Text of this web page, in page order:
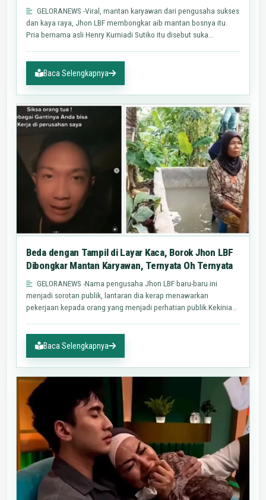
GELORANEWS -Viral, mantan karyawan dari pengusaha sukses
dan kaya raya, Jhon LBF membongkar aib mantan bosnya itu.
Pria bernama asli Henry Kurniadi Sutiko itu disebut suka…
Baca Selengkapnya
Beda dengan Tampil di Layar Kaca, Borok Jhon LBF
Dibongkar Mantan Karyawan, Ternyata Oh Ternyata
GELORANEWS -Nama pengusaha Jhon LBF baru-baru ini
menjadi sorotan publik, lantaran dia kerap menawarkan
pekerjaan kepada orang yang menjadi perhatian publik.Kekinian,
Baca Selengkapnya